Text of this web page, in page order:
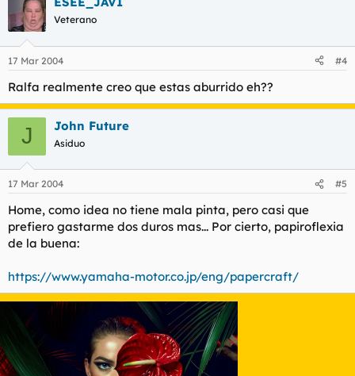
Veterano
17 Mar 2004 #4
Ralfa realmente creo que estas aburrido eh??
J John Future
Asiduo
17 Mar 2004 #5
Home, como idea no tiene mala pinta, pero casi que
prefiero gastarme dos duros mas... Por cierto, papiroflexia
de la buena:
https://www.yamaha-motor.co.jp/eng/papercraft/